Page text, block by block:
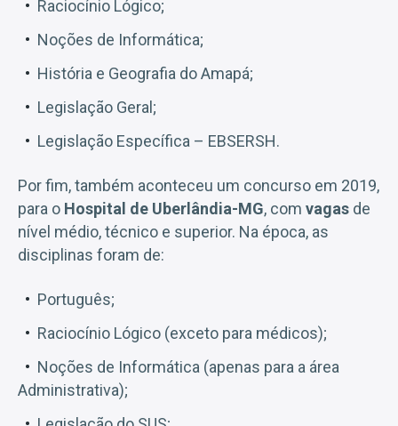
Raciocínio Lógico;
Noções de Informática;
História e Geografia do Amapá;
Legislação Geral;
Legislação Específica – EBSERSH.
Por fim, também aconteceu um concurso em 2019,
para o Hospital de Uberlândia-MG, com vagas de
nível médio, técnico e superior. Na época, as
disciplinas foram de:
Português;
Raciocínio Lógico (exceto para médicos);
Noções de Informática (apenas para a área
Administrativa);